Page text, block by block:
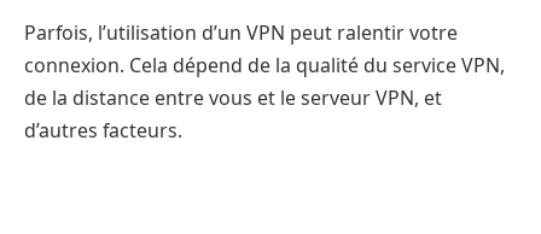
Parfois, l’utilisation d’un VPN peut ralentir votre
connexion. Cela dépend de la qualité du service VPN,
de la distance entre vous et le serveur VPN, et
d’autres facteurs.